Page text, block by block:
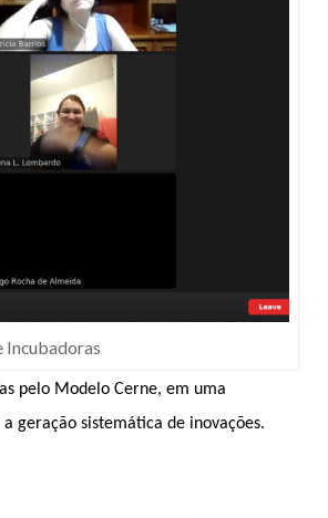
Incubadoras
pelo Modelo Cerne, em uma
geração sistemática de inovações.